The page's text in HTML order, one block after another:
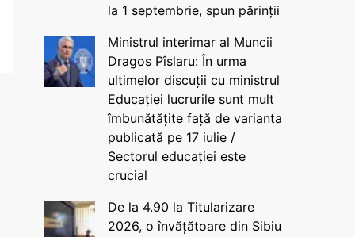
la 1 septembrie, spun părinții
Ministrul interimar al Muncii
Dragos Pîslaru: În urma
ultimelor discuții cu ministrul
Educației lucrurile sunt mult
îmbunătățite față de varianta
publicată pe 17 iulie /
Sectorul educației este
crucial
De la 4.90 la Titularizare
2026, o învățătoare din Sibiu